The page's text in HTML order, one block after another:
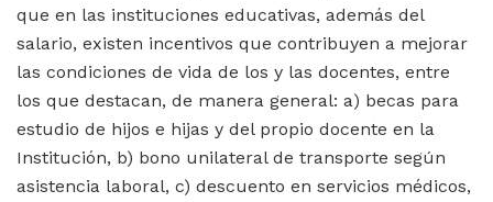
que en las instituciones educativas, además del
salario, existen incentivos que contribuyen a mejorar
las condiciones de vida de los y las docentes, entre
los que destacan, de manera general: a) becas para
estudio de hijos e hijas y del propio docente en la
Institución, b) bono unilateral de transporte según
asistencia laboral, c) descuento en servicios médicos,